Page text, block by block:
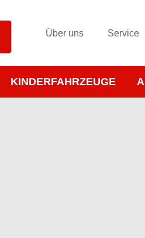
Über uns Service
KINDERFAHRZEUGE